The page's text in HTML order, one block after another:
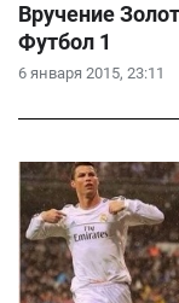
6 января 2015, 23:11
Вручение
Футбол 1